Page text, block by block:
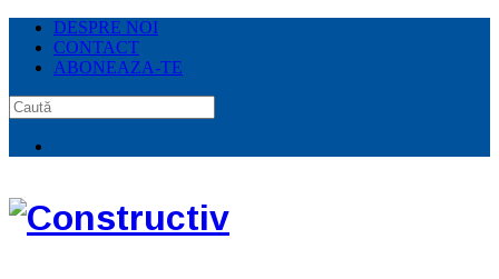
DESPRE NOI
CONTACT
ABONEAZA-TE